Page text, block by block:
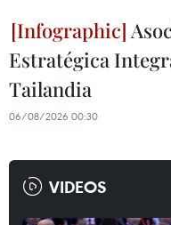
Estratégica
Tailandia
06/08/2026 00:30
VIDEOS